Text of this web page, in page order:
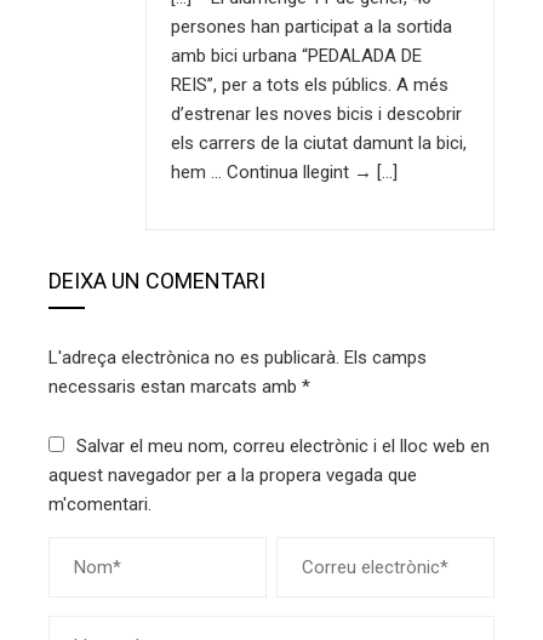
persones han participat a la sortida
amb bici urbana “PEDALADA DE
REIS”, per a tots els públics. A més
d’estrenar les noves bicis i descobrir
els carrers de la ciutat damunt la bici,
hem … Continua llegint → […]
DEIXA UN COMENTARI
L'adreça electrònica no es publicarà. Els camps
necessaris estan marcats amb *
Salvar el meu nom, correu electrònic i el lloc web en
aquest navegador per a la propera vegada que
m'comentari.